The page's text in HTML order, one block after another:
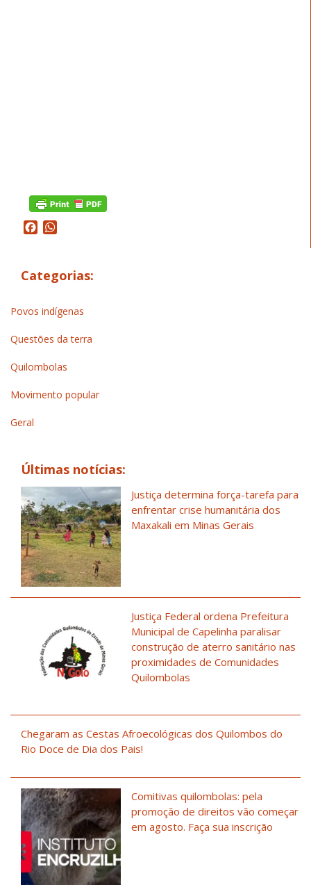
Facebook
Categorias:
Povos indígenas
Questões da terra
Quilombolas
Movimento popular
Geral
Últimas notícias:
Justiça determina força-tarefa para
enfrentar crise humanitária dos
Maxakali em Minas Gerais
Justiça Federal ordena Prefeitura
Municipal de Capelinha paralisar
construção de aterro sanitário nas
proximidades de Comunidades
Quilombolas
Chegaram as Cestas Afroecológicas dos Quilombos do
Rio Doce de Dia dos Pais!
Comitivas quilombolas: pela
promoção de direitos vão começar
em agosto. Faça sua inscrição